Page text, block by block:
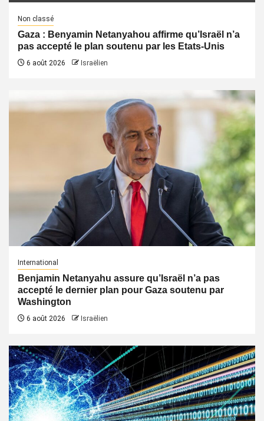
Non classé
Gaza : Benyamin Netanyahou affirme qu’Israël n’a
pas accepté le plan soutenu par les Etats-Unis
6 août 2026 Israëlien
International
Benjamin Netanyahu assure qu’Israël n’a pas
accepté le dernier plan pour Gaza soutenu par
Washington
6 août 2026 Israëlien